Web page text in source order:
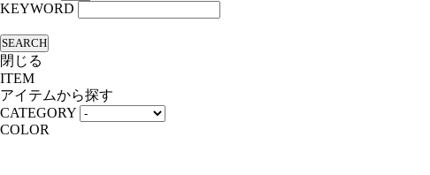
KEYWORD
SEARCH
閉じる
ITEM
アイテムから探す
CATEGORY
COLOR